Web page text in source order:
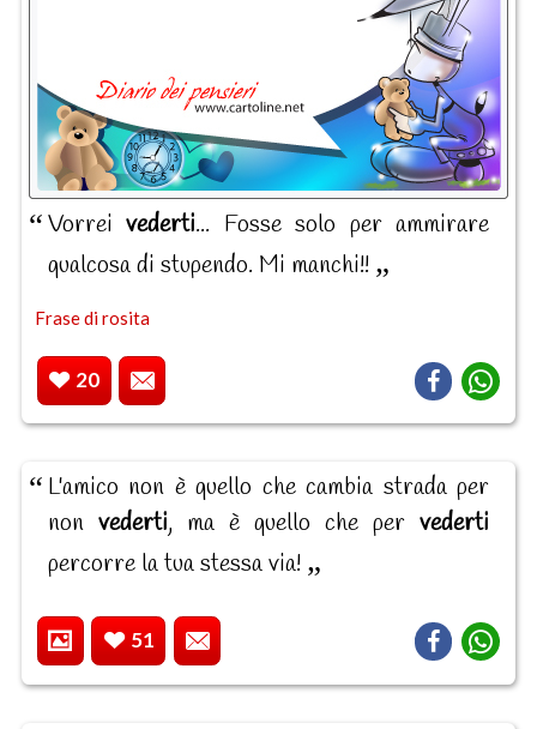
Vorreivederti... Fosse solo per ammirare
qualcosa di stupendo. Mi manchi!!
Frase di rosita
20
L'amico non è quello che cambia strada per
non vederti, ma è quello che per vederti
percorre la tua stessa via!
51